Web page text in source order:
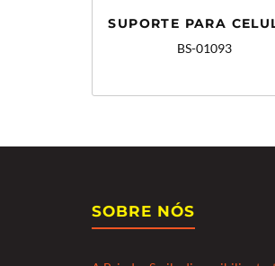
SUPORTE PARA
BS-01093
SOBRE NÓS